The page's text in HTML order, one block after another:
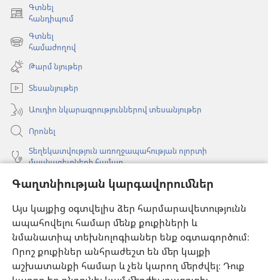
Գաղտնիության կարգավորումներ
Այս կայքից օգտվելիս ձեր հարմարավետությունն
ապահովելու համար մենք քուքիների և
նմանատիպ տեխնոլոգիաներ ենք օգտագործում։
Որոշ քուքիներ անհրաժեշտ են մեր կայքի
աշխատանքի համար և չեն կարող մերժվել։ Դուք
Գտնել
հանդիպում
(բացվում
նոր
պատուհան)
Գտնել
համաժողով
(բացվում
նոր
պատուհան)
Թարմ նյութեր
Տեսանյութեր
Աուդիո նկարագրություններով տեսանյութեր
Որոնել
Տեղեկատվություն առողջապահության ոլորտի
մասնագետների համար
Գլոբալ հաղորդակցություն
Օգնություն
Նվիրատվություններ
(բացվում
է
նոր
պատուհան)
Դիտարանի ՕՆԼԱՅՆ ԳՐԱԴԱՐԱՆ
(բացվում